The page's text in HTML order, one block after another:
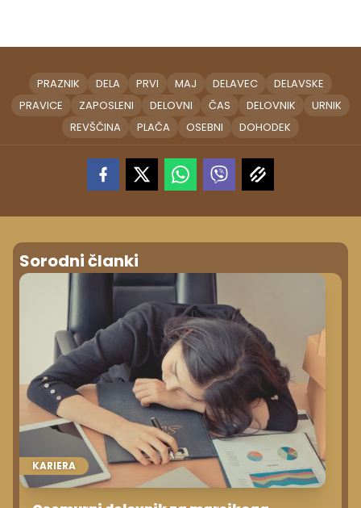
PRAZNIK DELA PRVI MAJ DELAVEC
DELAVSKE
PRAVICE
ZAPOSLENI DELOVNI ČAS DELOVNIK
URNIK
REVŠČINA
PLAČA OSEBNI DOHODEK
Sorodni članki
KARIERA